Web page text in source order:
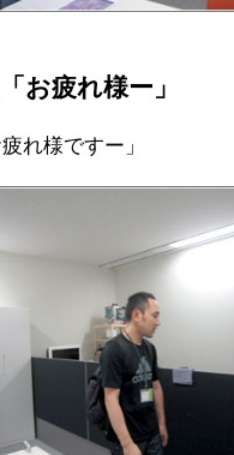
お疲れ様ー」
れ様ですー」